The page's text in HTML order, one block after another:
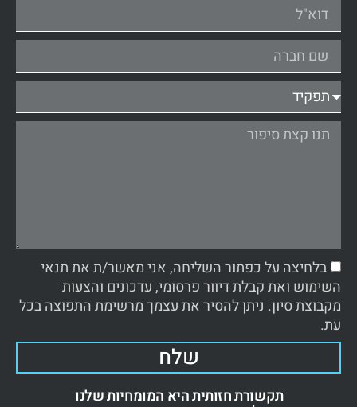
בלחיצה על כפתור השליחה, אני מאשר/ת את תנאי
השימוש ואת קבלת דיוור פרסומי, עדכונים והצעות
מקבוצת סיון. ניתן להסיר את עצמך מרשימת התפוצה בכל
עת.
שלח
תקשורת חזותית היא המומחיות שלנו